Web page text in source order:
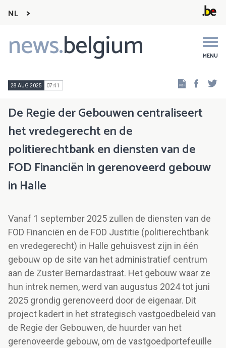
NL
news.belgium MENU
Main
navigation
28 AUG 2025 07:41
De Regie der Gebouwen centraliseert
het vredegerecht en de
politierechtbank en diensten van de
FOD Financiën in gerenoveerd gebouw
in Halle
Vanaf 1 september 2025 zullen de diensten van de
FOD Financiën en de FOD Justitie (politierechtbank
en vredegerecht) in Halle gehuisvest zijn in één
gebouw op de site van het administratief centrum
aan de Zuster Bernardastraat. Het gebouw waar ze
hun intrek nemen, werd van augustus 2024 tot juni
2025 grondig gerenoveerd door de eigenaar. Dit
project kadert in het strategisch vastgoedbeleid van
de Regie der Gebouwen, de huurder van het
gerenoveerde gebouw, om de vastgoedportefeuille